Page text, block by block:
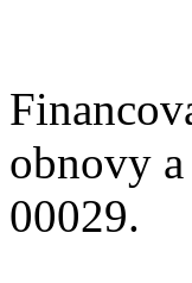
obnovy
00029.